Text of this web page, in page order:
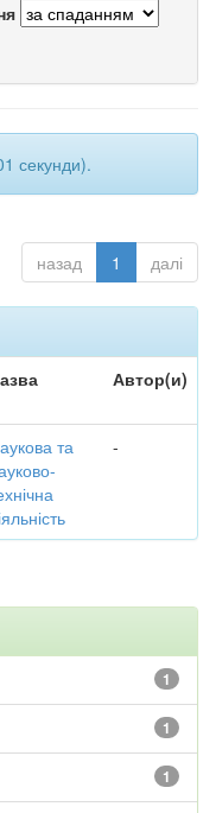
секунди).
назад 1 далі
Автор(и)
та
-
1
1
1